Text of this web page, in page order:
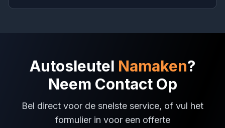
Autosleutel Namaken?
Neem Contact Op
Bel direct voor de snelste service, of vul het
formulier in voor een offerte